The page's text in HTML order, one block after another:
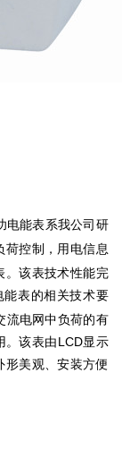
电能表系我公司研
荷控制，用电信息
。该表技术性能完
能表的相关技术要
流电网中负荷的有
。该表由LCD显示
形美观、安装方便